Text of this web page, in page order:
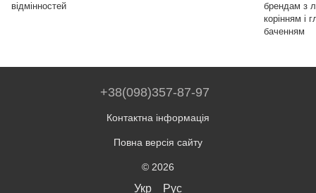
відмінностей
брендам з
корінням і
баченням
+38(098)357-87-97
Контактна інформація
Повна версія сайту
© 2026
Укр Рус